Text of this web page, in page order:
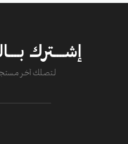
إشــــترك
لــتصــلك آخــر